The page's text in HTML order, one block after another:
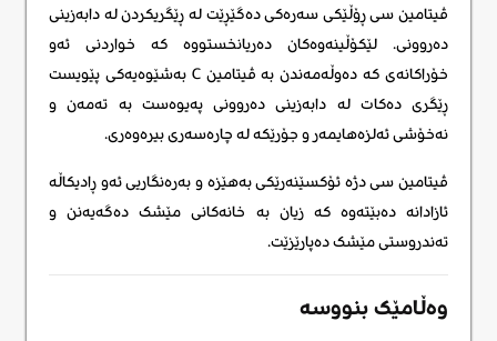
ڤیتامین سی ڕۆڵێکی سەرەکی دەگێڕێت لە ڕێگریکردن لە دابەزینی
دەروونی. لێکۆڵینەوەکان دەریانخستووە کە خواردنی ئەو
خۆراکانەی کە دەوڵەمەندن بە ڤیتامین C بەشێوەیەکی پێویست
ڕێگری دەکات لە دابەزینی دەروونی پەیوەست بە تەمەن و
نەخۆشی ئەلزەهایمەر و جۆرێکە لە چارەسەری بیرەوەری.
ڤیتامین سی دژە ئۆکسێنەرێکی بەهێزە و بەرەنگاریی ئەو ڕادیکاڵە
ئازادانە دەبێتەوە کە زیان بە خانەکانی مێشک دەگەیەنن و
تەندروستی مێشک دەپارێزێت.
وەڵامێک بنووسە